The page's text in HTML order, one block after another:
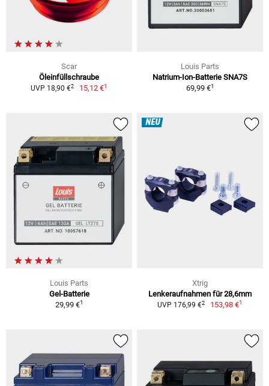
Scar
Öleinfüllschraube
UVP 18,90 €2 15,12 €1
Louis Parts
Natrium-Ion-Batterie SNA7S
69,99 €1
Louis Parts
Gel-Batterie
29,99 €1
NEU
Xtrig
Lenkeraufnahmen für 28,6mm
UVP 176,99 €2 153,98 €1